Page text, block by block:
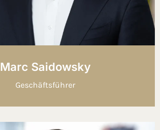
Marc Saidowsky
Geschäftsführer